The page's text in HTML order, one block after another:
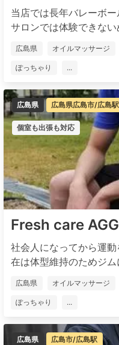
当店では長年バレーボ
サロンでは体験できない
広島県 オイルマッサージ
ぽっちゃり ...
広島県 広島県広島市/広島駅
個室も出張も対応
Fresh care
社会人になってから運
在は体型維持のためジム
広島県 オイルマッサージ
ぽっちゃり ...
広島県 広島市/広島駅